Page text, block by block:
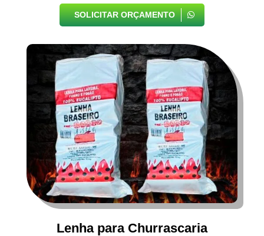
SOLICITAR ORÇAMENTO
Lenha para Churrascaria